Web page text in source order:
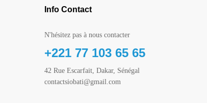
Info Contact
N'hésitez pas à nous contacter
+221 77 103 65 65
42 Rue Escarfait, Dakar, Sénégal
contactsiobati@gmail.com